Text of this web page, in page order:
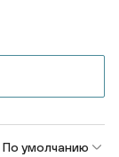
По умолчанию